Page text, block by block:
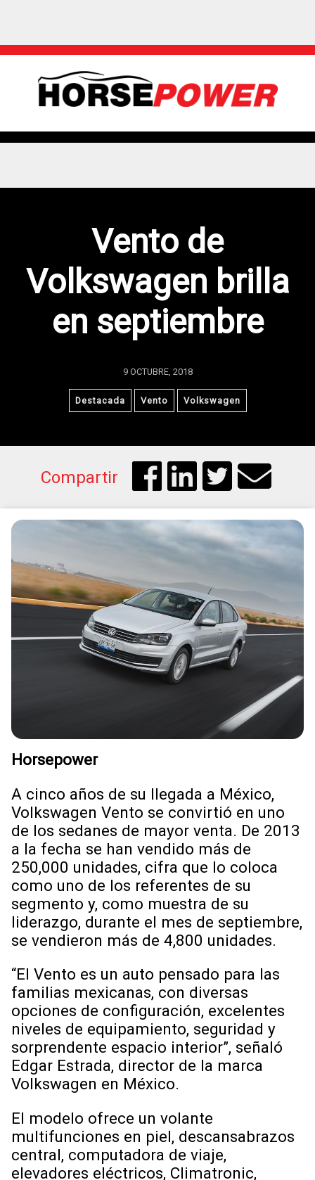
Vento de
Volkswagen brilla
en septiembre
9 OCTUBRE, 2018
Destacada Vento Volkswagen
Compartir
Horsepower
A cinco años de su llegada a México,
Volkswagen Vento se convirtió en uno
de los sedanes de mayor venta. De 2013
a la fecha se han vendido más de
250,000 unidades, cifra que lo coloca
como uno de los referentes de su
segmento y, como muestra de su
liderazgo, durante el mes de septiembre,
se vendieron más de 4,800 unidades.
“El Vento es un auto pensado para las
familias mexicanas, con diversas
opciones de configuración, excelentes
niveles de equipamiento, seguridad y
sorprendente espacio interior”, señaló
Edgar Estrada, director de la marca
Volkswagen en México.
El modelo ofrece un volante
multifunciones en piel, descansabrazos
central, computadora de viaje,
elevadores eléctricos, Climatronic,